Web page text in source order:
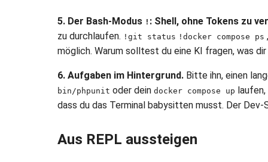
5. Der Bash-Modus ! : Shell, ohne Tokens zu
zu durchlaufen. !git status !docker compose ps
möglich. Warum solltest du eine KI fragen, was
6. Aufgaben im Hintergrund. Bitte ihn, einen
bin/phpunit oder dein docker compose up
dass du das Terminal babysitten musst. Der
Aus REPL aussteigen